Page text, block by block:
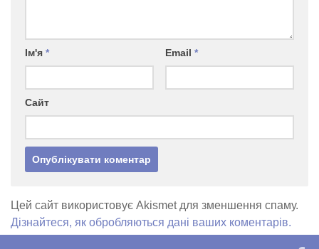
Ім'я * Email *
Сайт
Цей сайт використовує Akismet для зменшення спаму.
Дізнайтеся, як обробляються дані ваших коментарів.